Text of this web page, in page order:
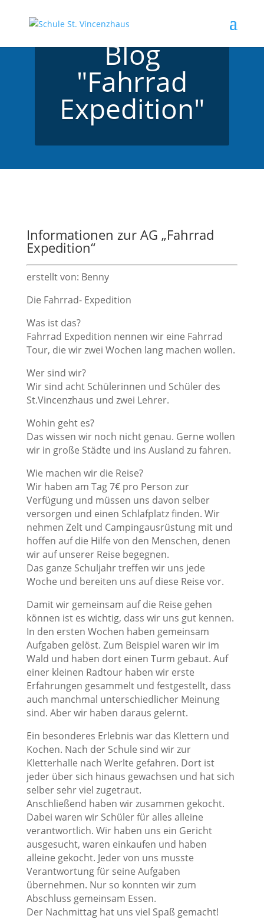
Blog
"Fahrrad
Expedition"
Informationen zur AG „Fahrrad
Expedition“
erstellt von: Benny
Die Fahrrad- Expedition
Was ist das?
Fahrrad Expedition nennen wir eine Fahrrad
Tour, die wir zwei Wochen lang machen wollen.
Wer sind wir?
Wir sind acht Schülerinnen und Schüler des
St.Vincenzhaus und zwei Lehrer.
Wohin geht es?
Das wissen wir noch nicht genau. Gerne wollen
wir in große Städte und ins Ausland zu fahren.
Wie machen wir die Reise?
Wir haben am Tag 7€ pro Person zur
Verfügung und müssen uns davon selber
versorgen und einen Schlafplatz finden. Wir
nehmen Zelt und Campingausrüstung mit und
hoffen auf die Hilfe von den Menschen, denen
wir auf unserer Reise begegnen.
Das ganze Schuljahr treffen wir uns jede
Woche und bereiten uns auf diese Reise vor.
Damit wir gemeinsam auf die Reise gehen
können ist es wichtig, dass wir uns gut kennen.
In den ersten Wochen haben gemeinsam
Aufgaben gelöst. Zum Beispiel waren wir im
Wald und haben dort einen Turm gebaut. Auf
einer kleinen Radtour haben wir erste
Erfahrungen gesammelt und festgestellt, dass
auch manchmal unterschiedlicher Meinung
sind. Aber wir haben daraus gelernt.
Ein besonderes Erlebnis war das Klettern und
Kochen. Nach der Schule sind wir zur
Kletterhalle nach Werlte gefahren. Dort ist
jeder über sich hinaus gewachsen und hat sich
selber sehr viel zugetraut.
Anschließend haben wir zusammen gekocht.
Dabei waren wir Schüler für alles alleine
verantwortlich. Wir haben uns ein Gericht
ausgesucht, waren einkaufen und haben
alleine gekocht. Jeder von uns musste
Verantwortung für seine Aufgaben
übernehmen. Nur so konnten wir zum
Abschluss gemeinsam Essen.
Der Nachmittag hat uns viel Spaß gemacht!